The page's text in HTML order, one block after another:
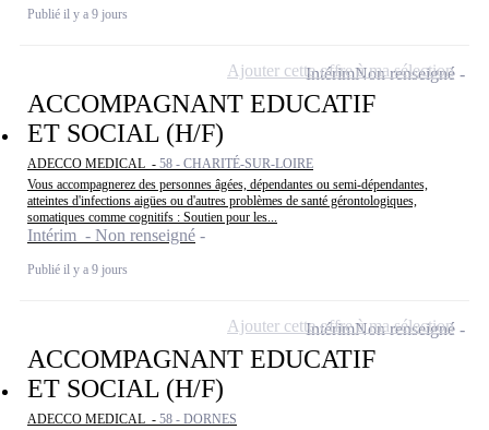
Publié il y a 9 jours
ACCOMPAGNANT EDUCATIF
ET SOCIAL (H/F)
ADECCO MEDICAL - 58 - CHARITÉ-SUR-LOIRE
Vous accompagnerez des personnes âgées, dépendantes ou semi-dépendantes,
atteintes d'infections aigües ou d'autres problèmes de santé gérontologiques,
somatiques comme cognitifs : Soutien pour les...
Intérim - Non renseigné
Publié il y a 9 jours
IntérimNon renseigné
Ajouter cette offre à ma sélection
ACCOMPAGNANT EDUCATIF
ET SOCIAL (H/F)
ADECCO MEDICAL - 58 - DORNES
IntérimNon renseigné
Ajouter cette offre à ma sélection